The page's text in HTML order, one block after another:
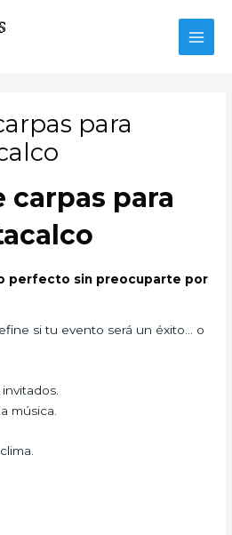
para
para
perfecto sin preocuparte por
si tu evento será un éxito… o
música.